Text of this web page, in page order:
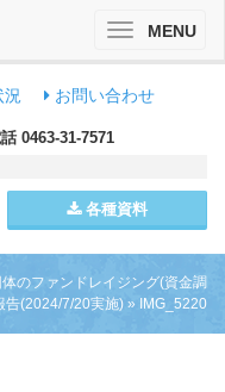
お問い合わせ
0463-31-7571
各種資料
ToggleMENU
のファンドレイジング(資金調
(2024/7/20実施) » IMG_5220